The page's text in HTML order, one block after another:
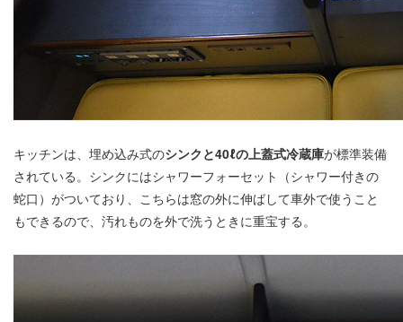
キッチンは、埋め込み式のシンクと40ℓの上蓋式冷蔵庫が標準装備
されている。シンクにはシャワーフォーセット（シャワー付きの
蛇口）がついており、こちらは窓の外に伸ばして車外で使うこと
もできるので、汚れものを外で洗うときに重宝する。